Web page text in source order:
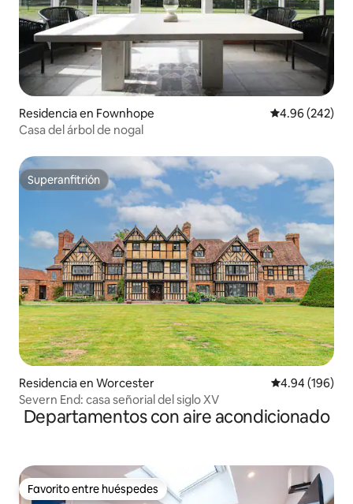
Residencia en Fownhope Calificación
4.96 (242)
Casa del árbol de nogal
Superanfitrión
Superanfitrión
Residencia en Worcester Calificación
4.94 (196)
Severn End: casa señorial del siglo XV
Departamentos con aire acondicionado
Favorito entre huéspedes
Favorito entre huéspedes